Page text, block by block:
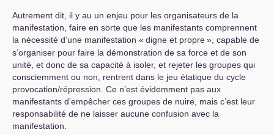
Autrement dit, il y au un enjeu pour les organisateurs de la
manifestation, faire en sorte que les manifestants comprennent
la nécessité d’une manifestation « digne et propre», capable de
s’organiser pour faire la démonstration de sa force et de son
unité, et donc de sa capacité à isoler, et rejeter les groupes qui
consciemment ou non, rentrent dans le jeu étatique du cycle
provocation/répression. Ce n’est évidemment pas aux
manifestants d’empêcher ces groupes de nuire, mais c’est leur
responsabilité de ne laisser aucune confusion avec la
manifestation.